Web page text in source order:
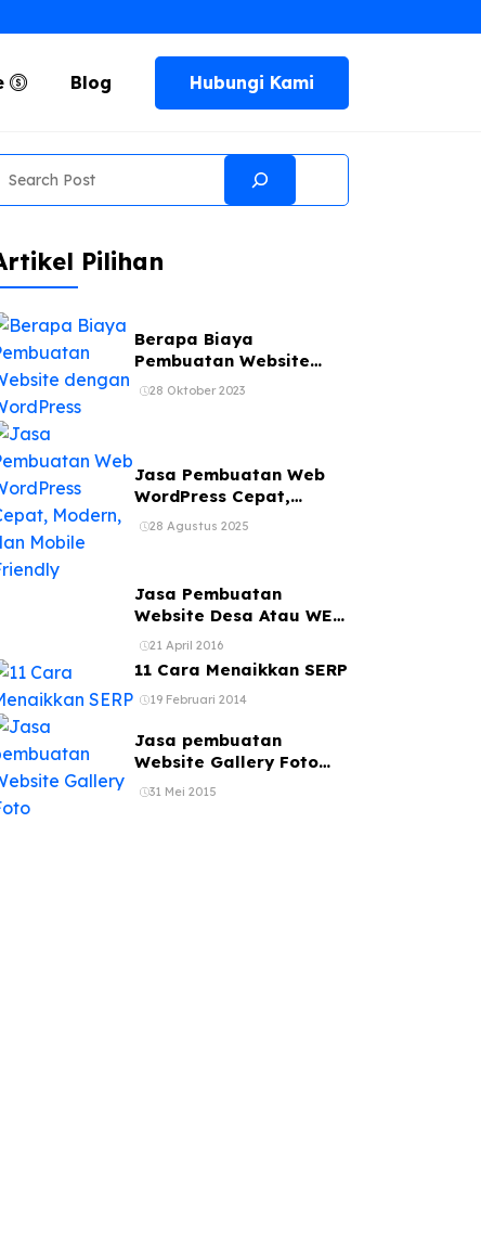
Blog Hubungi Kami
Pilihan
Berapa Biaya
Pembuatan Website
dengan WordPress
28 Oktober 2023
Jasa Pembuatan Web
WordPress Cepat,
Modern, dan Mobile
Friendly
28 Agustus 2025
Jasa Pembuatan
Website Desa Atau WEB
Kelurahan
21 April 2016
11 Cara Menaikkan SERP
19 Februari 2014
Jasa pembuatan
Website Gallery Foto
jasa web photography
31 Mei 2015